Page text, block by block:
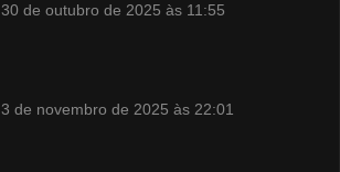
30 de outubro de 2025 às 11:55
3 de novembro de 2025 às 22:01